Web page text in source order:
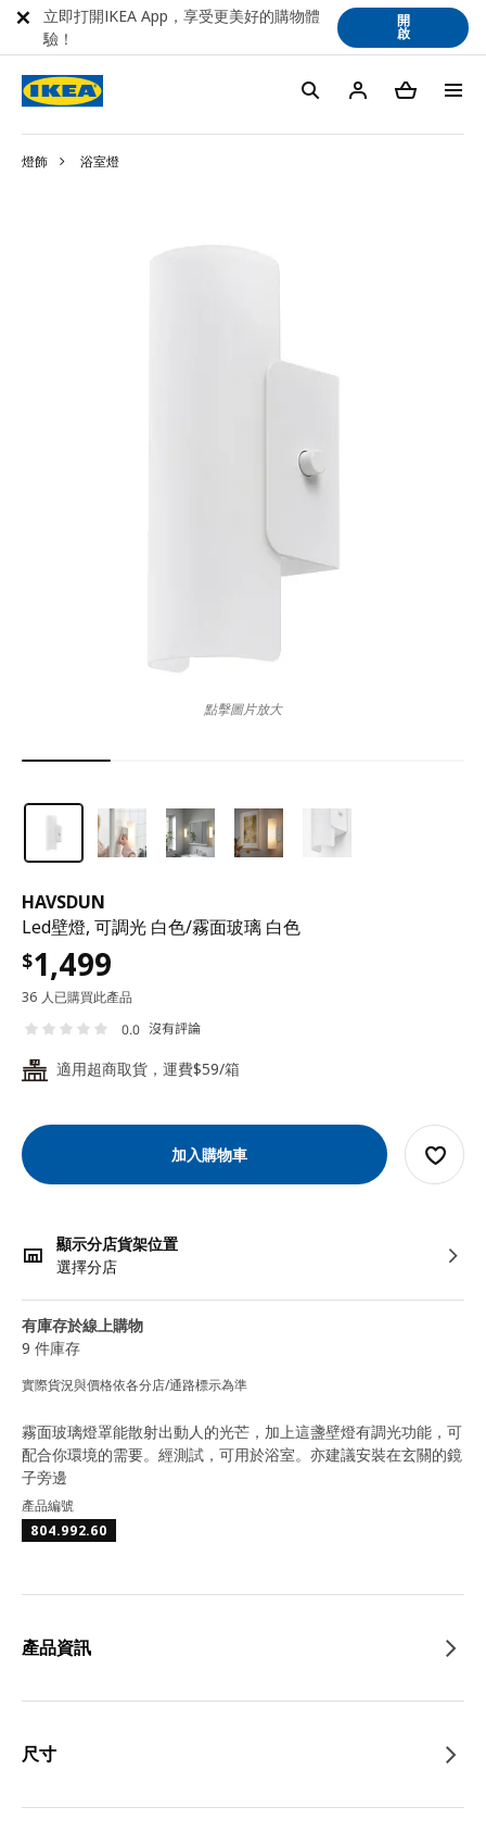
燈飾 浴室燈
HAVSDUN
Led壁燈, 可調光 白色/霧面玻璃 白色
$1,499
36 人已購買此產品
0.0 沒有評論
24 適用超商取貨，運費$59/箱
加入購物車
顯示分店貨架位置
選擇分店
有庫存於線上購物
9 件庫存
實際貨況與價格依各分店/通路標示為準
點擊圖片放大
霧面玻璃燈罩能散射出動人的光芒，加上這盞壁燈有調光功能，可
配合你環境的需要。經測試，可用於浴室。亦建議安裝在玄關的鏡
子旁邊
產品編號
804.992.60
產品資訊
尺寸
立即打開IKEA App，享受更美好的購物體
驗！
開
啟